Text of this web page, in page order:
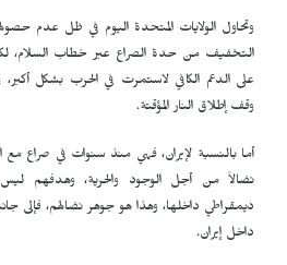
وتحاول الولايات المتحدة اليوم في ظل عدم
التخفيف من حدة الصراع عبر خطاب السلام،
على الدعم الكافي لاستمرت في الحرب بشكل أكبر،
وقف إطلاق النار المؤقتة.
أما بالنسبة لإيران، فهي منذ سنوات في صراع مع
نضالاً من أجل الوجود والحرية، وهدفهم
ديمقراطي داخلها، وهذا هو جوهر نضالهم، فإلى
داخل إيران.